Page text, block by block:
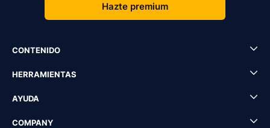
Hazte premium
CONTENIDO
HERRAMIENTAS
AYUDA
COMPANY